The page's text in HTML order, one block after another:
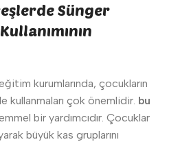
Sünger
kurumlarında, çocukların
kullanmaları çok önemlidir. bu
bir yardımcıdır. Çocuklar
büyük kas gruplarını